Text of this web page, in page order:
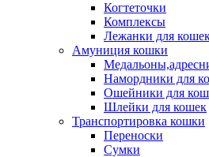
Когтеточки
Комплексы
Лежанки для
Амуниция кошки
Намордники для
Ошейники для
Шлейки для кошек
Транспортировка кошки
Переноски
Сумки